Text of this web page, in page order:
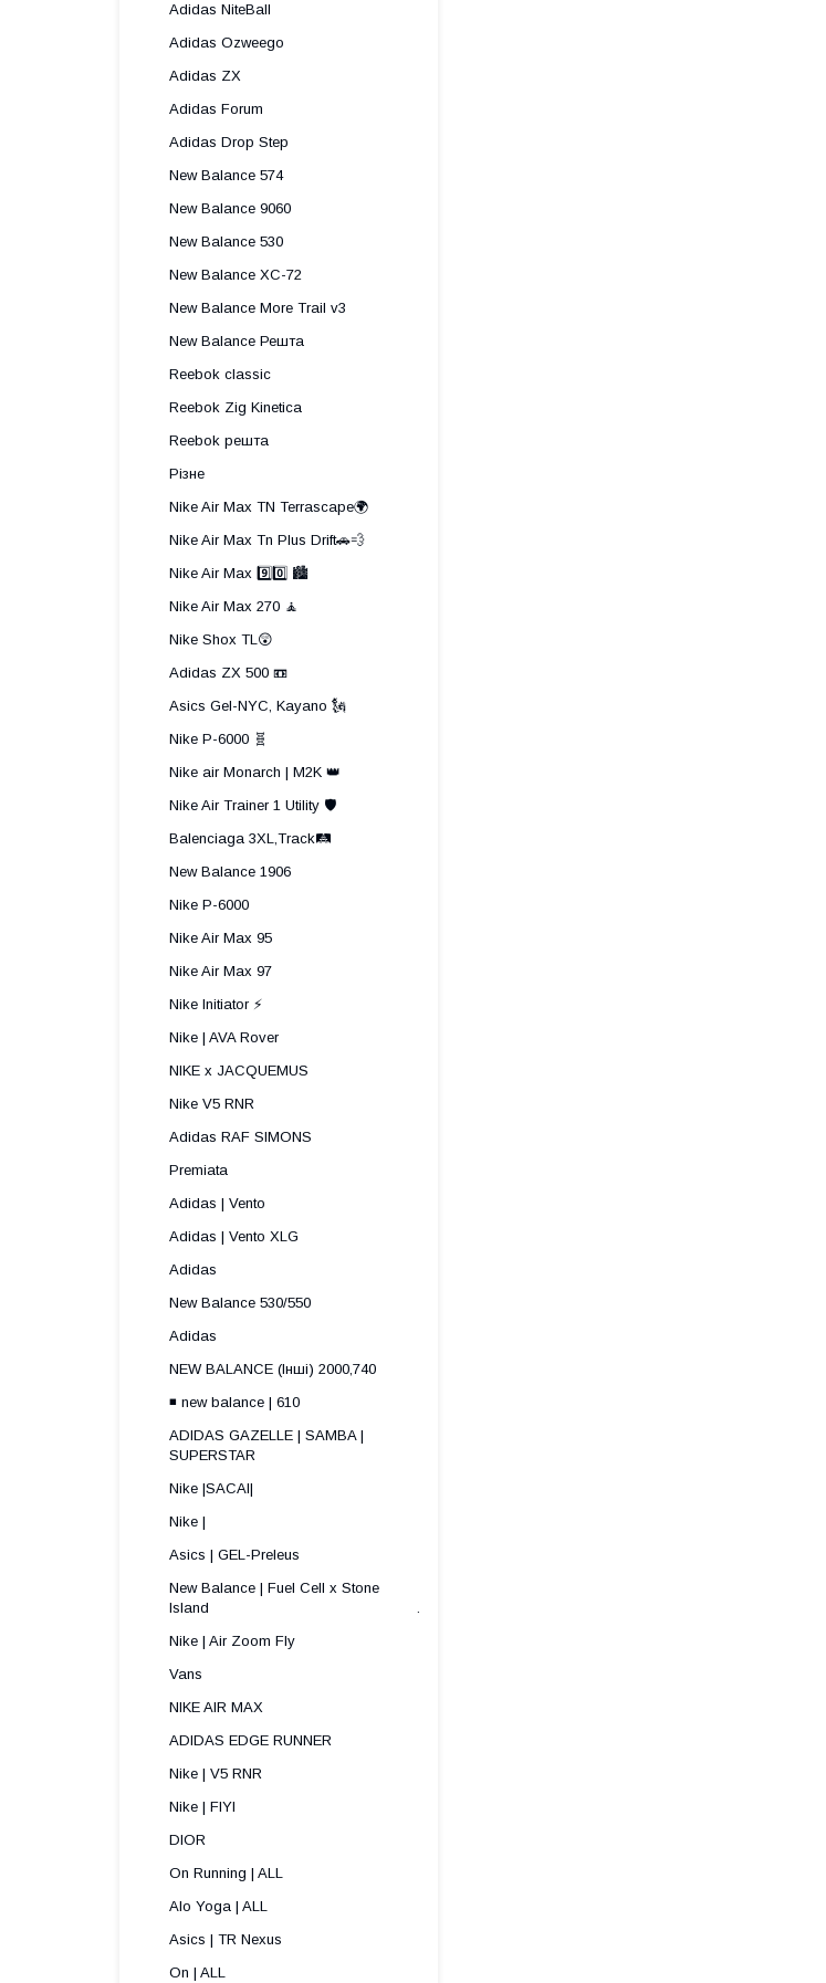
Adidas NiteBall
Adidas Ozweego
Adidas ZX
Adidas Forum
Adidas Drop Step
New Balance 574
New Balance 9060
New Balance 530
New Balance XC-72
New Balance More Trail v3
New Balance Решта
Reebok classic
Reebok Zig Kinetica
Reebok решта
Різне
Nike Air Max TN Terrascape🌍
Nike Air Max Tn Plus Drift🚗💨
Nike Air Max 9️⃣0️⃣ 🏙️
Nike Air Max 270 🧘
Nike Shox TL😲
Adidas ZX 500 📼
Asics Gel-NYC, Kayano 🗽
Nike P-6000 🧬
Nike air Monarch | M2K 👑
Nike Air Trainer 1 Utility 🛡️
Balenciaga 3XL,Track🛤️
New Balance 1906
Nike P-6000
Nike Air Max 95
Nike Air Max 97
Nike Initiator ⚡️
Nike | AVA Rover
NIKE x JACQUEMUS
Nike V5 RNR
Adidas RAF SIMONS
Premiata
Adidas | Vento
Adidas | Vento XLG
Adidas
New Balance 530/550
Adidas
NEW BALANCE (Інші) 2000,740
◾️ new balance | 610
ADIDAS GAZELLE | SAMBA |
SUPERSTAR
Nike |SACAI|
Nike |
Asics | GEL-Preleus
New Balance | Fuel Cell x Stone
Island .
Nike | Air Zoom Fly
Vans
NIKE AIR MAX
ADIDAS EDGE RUNNER
Nike | V5 RNR
Nike | FIYI
DIOR
On Running | ALL
Alo Yoga | ALL
Asics | TR Nexus
On | ALL